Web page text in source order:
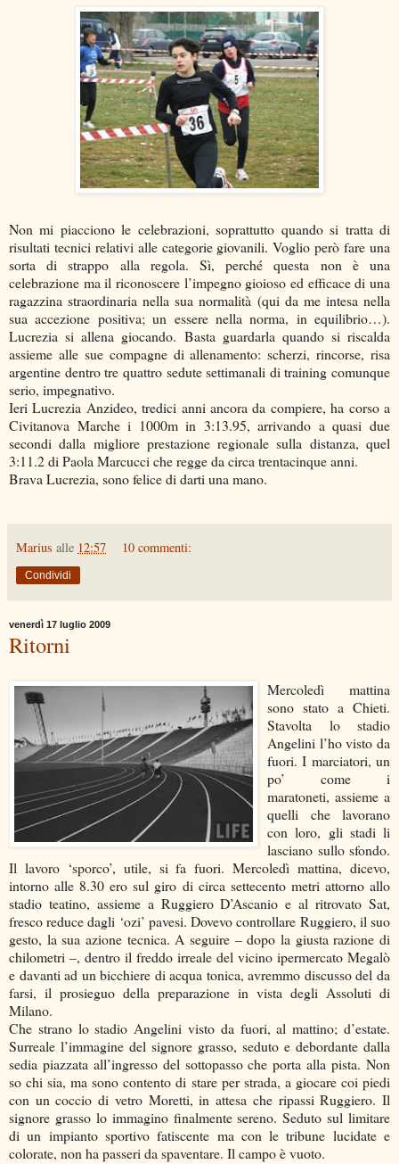
Non mi piacciono le celebrazioni, soprattutto quando si tratta di
risultati tecnici relativi alle categorie giovanili. Voglio però fare una
sorta di strappo alla regola. Sì, perché questa non è una
celebrazione ma il riconoscere l’impegno gioioso ed efficace di una
ragazzina straordinaria nella sua normalità (qui da me intesa nella
sua accezione positiva; un essere nella norma, in equilibrio…).
Lucrezia si allena giocando. Basta guardarla quando si riscalda
assieme alle sue compagne di allenamento: scherzi, rincorse, risa
argentine dentro tre quattro sedute settimanali di training comunque
serio, impegnativo.
Ieri Lucrezia Anzideo, tredici anni ancora da compiere, ha corso a
Civitanova Marche i 1000m in 3:13.95, arrivando a quasi due
secondi dalla migliore prestazione regionale sulla distanza, quel
3:11.2 di Paola Marcucci che regge da circa trentacinque anni.
Brava Lucrezia, sono felice di darti una mano.
Marius alle 12:57 10 commenti:
Condividi
venerdì 17 luglio 2009
Ritorni
Mercoledì mattina
sono stato a Chieti.
Stavolta lo stadio
Angelini l’ho visto da
fuori. I marciatori, un
po’ come i
maratoneti, assieme a
quelli che lavorano
con loro, gli stadi li
lasciano sullo sfondo.
Il lavoro ‘sporco’, utile, si fa fuori. Mercoledì mattina, dicevo,
intorno alle 8.30 ero sul giro di circa settecento metri attorno allo
stadio teatino, assieme a Ruggiero D’Ascanio e al ritrovato Sat,
fresco reduce dagli ‘ozi’ pavesi. Dovevo controllare Ruggiero, il suo
gesto, la sua azione tecnica. A seguire – dopo la giusta razione di
chilometri –, dentro il freddo irreale del vicino ipermercato Megalò
e davanti ad un bicchiere di acqua tonica, avremmo discusso del da
farsi, il prosieguo della preparazione in vista degli Assoluti di
Milano.
Che strano lo stadio Angelini visto da fuori, al mattino; d’estate.
Surreale l’immagine del signore grasso, seduto e debordante dalla
sedia piazzata all’ingresso del sottopasso che porta alla pista. Non
so chi sia, ma sono contento di stare per strada, a giocare coi piedi
con un coccio di vetro Moretti, in attesa che ripassi Ruggiero. Il
signore grasso lo immagino finalmente sereno. Seduto sul limitare
di un impianto sportivo fatiscente ma con le tribune lucidate e
colorate, non ha passeri da spaventare. Il campo è vuoto.